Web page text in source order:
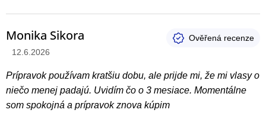
n
o
t
e
n
Monika Sikora
Hodnotenie produktu je 5 z 5 hviezdičiek.
12.6.2026
Prípravok používam kratšiu dobu, ale prijde mi, že mi vlasy o
niečo menej padajú. Uvidím čo o 3 mesiace. Momentálne
som spokojná a prípravok znova kúpim